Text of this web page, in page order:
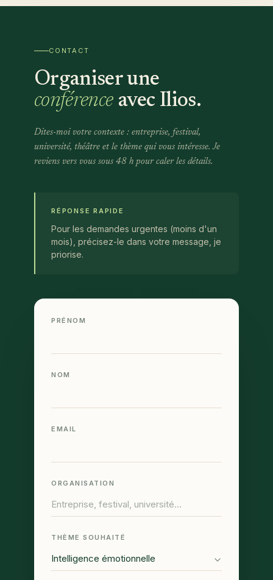
CONTACT
Organiser une
conférenceavec Ilios.
Dites-moi votre contexte : entreprise, festival,
université, théâtre et le thème qui vous intéresse. Je
reviens vers vous sous 48 h pour caler les détails.
RÉPONSE RAPIDE
Pour les demandes urgentes (moins d'un
mois), précisez-le dans votre message, je
priorise.
PRÉNOM
NOM
EMAIL
ORGANISATION
THÈME SOUHAITÉ